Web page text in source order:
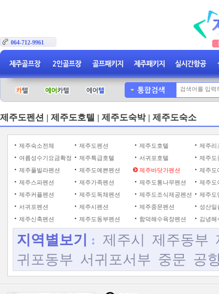
064-712-9961
제주도펜션 | 제주도호텔 | 제주도숙박 | 제주도숙소
제주숙소전체 제주도펜션 제주도호텔
제주리
여름성수기요금확정
제주특급호텔 서귀포호텔
제주도
제주풀빌라펜션
제주도예쁜펜션 제주바닷가펜션
제주도
제주스파펜션
제주가족펜션 제주도통나무펜션
제주도
제주커플펜션
제주도독채펜션 제주도조식제공펜션
제주도
서귀포펜션
제주시펜션 제주중문펜션
성산일
제주신축펜션
제주도동부펜션 함덕해수욕장펜션 김녕해
지역별보기 : 제주시 제주동부
귀포동부 서귀포서부 중문 공